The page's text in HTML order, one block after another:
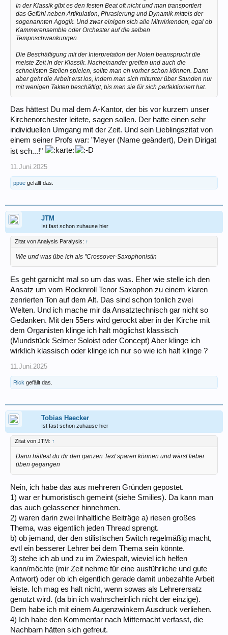
In der Klassik gibt es den festen Beat oft nicht und man transportiert
das Gefühl neben Artikulation, Phrasierung und Dynamik mittels der
sogenannten Agogik. Und zwar einigen sich alle Mitwirkenden, egal ob
Kammerensemble oder Orchester auf die selben
Temposchwankungen.
Die Beschäftigung mit der Interpretation der Noten beansprucht die
meiste Zeit in der Klassik. Nacheinander greifen und auch die
schnellsten Stellen spielen, sollte man eh vorher schon können. Dann
aber geht die Arbeit erst los, indem man sich mitunter über Stunden nur
mit wenigen Takten beschäftigt, bis man sie für sich perfektioniert hat.
Das hättest Du mal dem A-Kantor, der bis vor kurzem unser
Kirchenorchester leitete, sagen sollen. Der hatte einen sehr
individuellen Umgang mit der Zeit. Und sein Lieblingszitat von
einem seiner Profs war: "Meyer (Name geändert), Dein Dirigat
ist sch...!"
11.Juni.2025
ppue gefällt das.
JTM
Ist fast schon zuhause hier
Zitat von Analysis Paralysis: ↑
Wie und was übe ich als "Crossover-SaxophonistIn
Es geht garnicht mal so um das was. Eher wie stelle ich den
Ansatz um vom Rocknroll Tenor Saxophon zu einem klaren
zenrierten Ton auf dem Alt. Das sind schon tonlich zwei
Welten. Und ich mache mir da Ansatztechnisch gar nicht so
Gedanken. Mit den 55ers wird gerockt aber in der Kirche mit
dem Organisten klinge ich halt möglichst klassisch
(Mundstück Selmer Soloist oder Concept) Aber klinge ich
wirklich klassisch oder klinge ich nur so wie ich halt klinge ?
11.Juni.2025
Rick gefällt das.
Tobias Haecker
Ist fast schon zuhause hier
Zitat von JTM: ↑
Dann hättest du dir den ganzen Text sparen können und wärst lieber
üben gegangen
Nein, ich habe das aus mehreren Gründen gepostet.
1) war er humoristisch gemeint (siehe Smilies). Da kann man
das auch gelassener hinnehmen.
2) waren darin zwei Inhaltliche Beiträge a) riesen großes
Thema, was eigentlich jeden Thread sprengt.
b) ob jemand, der den stilistischen Switch regelmäßig macht,
evtl ein besserer Lehrer bei dem Thema sein könnte.
3) stehe ich ab und zu im Zwiespalt, wieviel ich helfen
kann/möchte (mir Zeit nehme für eine ausführliche und gute
Antwort) oder ob ich eigentlich gerade damit unbezahlte Arbeit
leiste. Ich mag es halt nicht, wenn sowas als Lehrerersatz
genutzt wird. (da bin ich wahrscheinlich nicht der einzige).
Dem habe ich mit einem Augenzwinkern Ausdruck verliehen.
4) Ich habe den Kommentar nach Mitternacht verfasst, die
Nachbarn hätten sich gefreut.